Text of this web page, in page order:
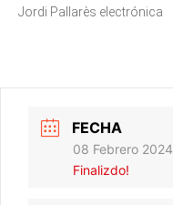
Jordi Pallarès electrónica
FECHA
08 Febrero 2024
Finalizdo!